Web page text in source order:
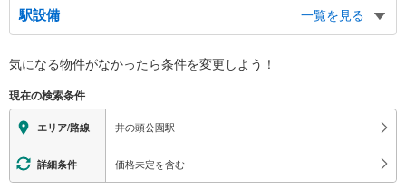
駅設備
一覧を見る
※段差なしでの移動経路
地上⇔改札⇔ホーム：○
エレベータ
・２番線ホーム（１Ｆ）⇔改札内連絡通路（Ｂ１Ｆ）
・改札内連絡通路（Ｂ１Ｆ）⇔改札内（１Ｆ）
トイレ
気になる物件がなかったら条件を変更しよう！
現在の検索条件
エリア/路線 井の頭公園駅
詳細条件 価格未定を含む